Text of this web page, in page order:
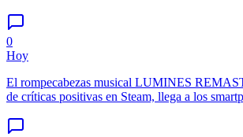
0
Hoy
El rompecabezas musical LUMINES
de críticas positivas en Steam, llega a los